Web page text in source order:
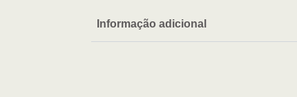
Informação adicional